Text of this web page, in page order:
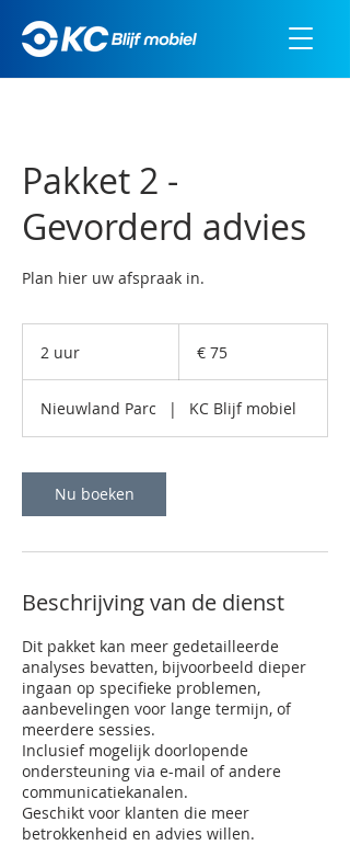
Pakket 2 -
Gevorderd advies
Plan hier uw afspraak in.
2 uur
r
€ 75
Nieuwland Parc | KC Blijf mobiel
Nu boeken
Beschrijving van de dienst
Dit pakket kan meer gedetailleerde
analyses bevatten, bijvoorbeeld dieper
ingaan op specifieke problemen,
aanbevelingen voor lange termijn, of
meerdere sessies.
Inclusief mogelijk doorlopende
ondersteuning via e-mail of andere
communicatiekanalen.
Geschikt voor klanten die meer
betrokkenheid en advies willen.